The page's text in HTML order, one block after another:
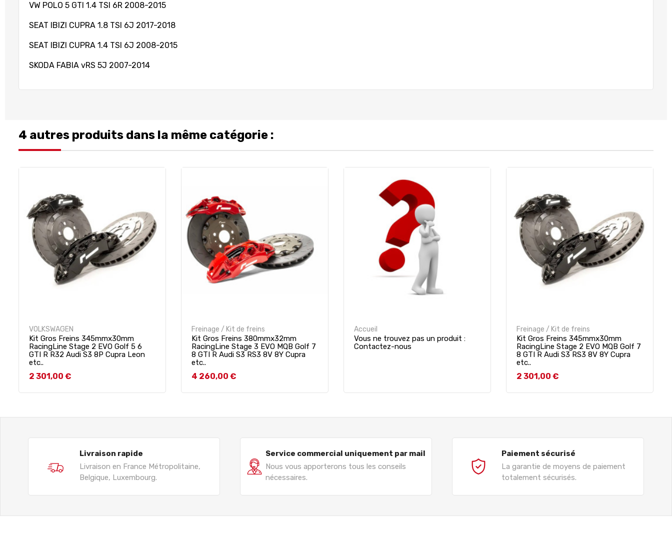
VW POLO 5 GTI 1.4 TSI 6R 2008-2015
SEAT IBIZI CUPRA 1.8 TSI 6J 2017-2018
SEAT IBIZI CUPRA 1.4 TSI 6J 2008-2015
SKODA FABIA vRS 5J 2007-2014
4 autres produits dans la même catégorie :
VOLKSWAGEN
Kit Gros Freins 345mmx30mm
RacingLine Stage 2 EVO Golf 5 6
GTI R R32 Audi S3 8P Cupra Leon
etc..
Prix
2 301,00 €
Freinage / Kit de freins
Kit Gros Freins 380mmx32mm
RacingLine Stage 3 EVO MQB Golf 7
8 GTI R Audi S3 RS3 8V 8Y Cupra
etc..
Prix
4 260,00 €
Accueil
Vous ne trouvez pas un produit :
Contactez-nous
Freinage / Kit de freins
Kit Gros Freins 345mmx30mm
RacingLine Stage 2 EVO MQB Golf 7
8 GTI R Audi S3 RS3 8V 8Y Cupra
etc..
Prix
2 301,00 €
Livraison rapide
Livraison en France Métropolitaine,
Belgique, Luxembourg.
Service commercial uniquement par mail
Nous vous apporterons tous les conseils
nécessaires.
Paiement sécurisé
La garantie de moyens de paiement
totalement sécurisés.